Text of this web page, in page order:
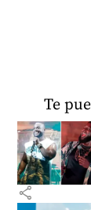
Te
share